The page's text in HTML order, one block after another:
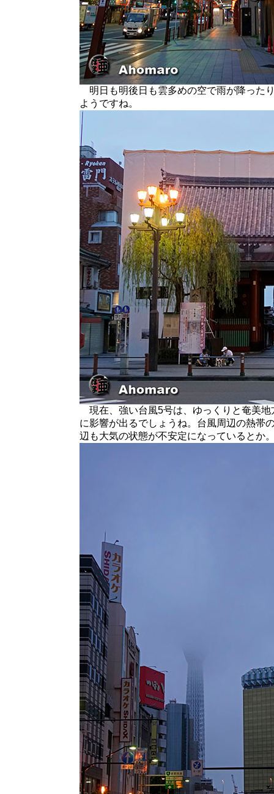
明日も明後日も雲多めの空で雨が降った
ようですね。
現在、強い台風5号は、ゆっくりと奄美
に影響が出るでしょうね。台風周辺の熱帯
辺も大気の状態が不安定になっているとか